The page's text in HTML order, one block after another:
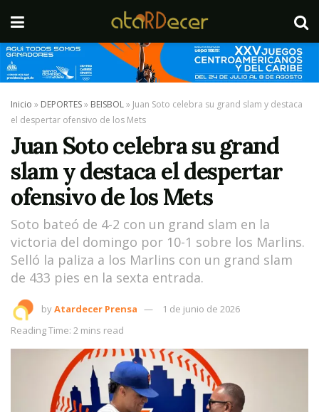
Inicio » DEPORTES» BEISBOL» Juan Soto celebra su grand slam y destaca
el despertar ofensivo de los Mets
Juan Soto celebra su grand
slam y destaca el despertar
ofensivo de los Mets
Soto bateó de 4-2 con un grand slam en la
victoria del domingo por 10-1 sobre los Marlins.
Selló la paliza a los Marlins con un grand slam
de 433 pies en la sexta entrada.
byAtardecer Prensa
1 de junio de 2026
Reading Time: 2 mins read